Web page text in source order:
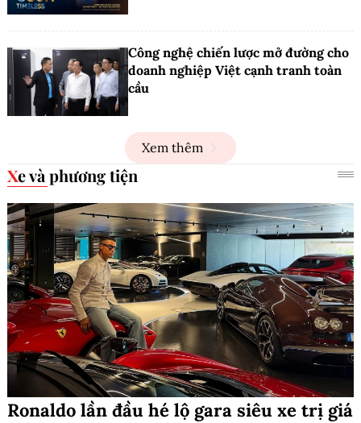
Công nghệ chiến lược mở đường cho
doanh nghiệp Việt cạnh tranh toàn
cầu
Xem thêm
Xe và phương tiện
Ronaldo lần đầu hé lộ gara siêu xe trị giá